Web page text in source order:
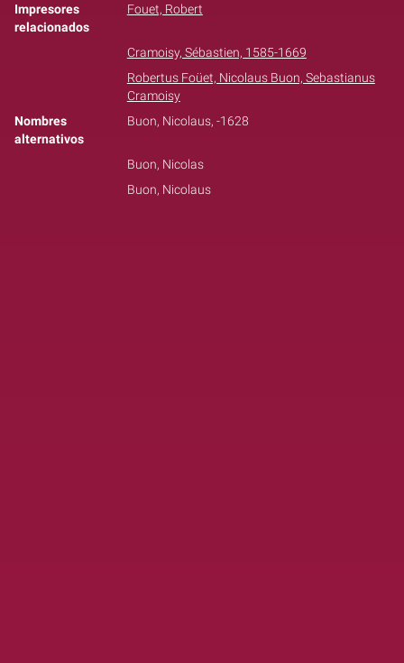
Impresores
relacionados
Fouet, Robert
Cramoisy, Sébastien, 1585-1669
Robertus Foüet, Nicolaus Buon, Sebastianus
Cramoisy
Nombres
alternativos
Buon, Nicolaus, -1628
Buon, Nicolas
Buon, Nicolaus